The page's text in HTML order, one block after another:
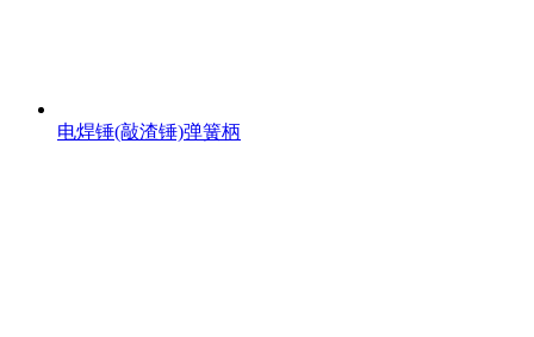
电焊锤(敲渣锤)弹簧柄